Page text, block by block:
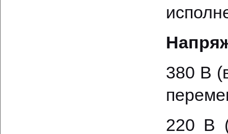
380 В
220 В